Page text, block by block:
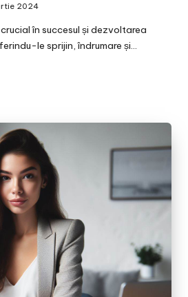
2024
în succesul și dezvoltarea
le sprijin, îndrumare și…